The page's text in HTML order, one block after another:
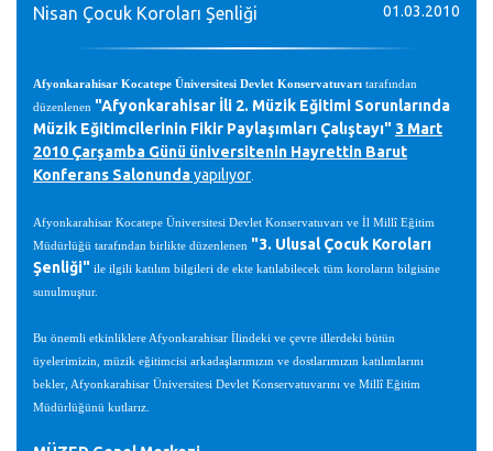
Nisan Çocuk Koroları Şenliği
01.03.2010
Afyonkarahisar Kocatepe Üniversitesi Devlet Konservatuvarı tarafından
düzenlenen "Afyonkarahisar İli 2. Müzik Eğitimi Sorunlarında
Müzik Eğitimcilerinin Fikir Paylaşımları Çalıştayı" 3 Mart
2010 Çarşamba Günü üniversitenin Hayrettin Barut
Konferans Salonundayapılıyor
Afyonkarahisar Kocatepe Üniversitesi Devlet Konservatuvarı ve İl Millî Eğitim
Müdürlüğü tarafından birlikte düzenlenen "3. Ulusal Çocuk Koroları
Şenliği" ile ilgili katılım bilgileri de ekte katılabilecek tüm koroların bilgisine
sunulmuştur.
Bu önemli etkinliklere Afyonkarahisar İlindeki ve çevre illerdeki bütün
üyelerimizin, müzik eğitimcisi arkadaşlarımızın ve dostlarımızın katılımlarını
bekler, Afyonkarahisar Üniversitesi Devlet Konservatuvarını ve Millî Eğitim
Müdürlüğünü kutlarız.